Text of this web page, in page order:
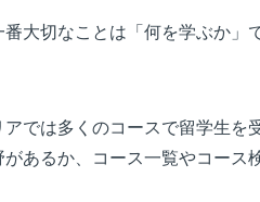
番大切なことは「何を学ぶか」
アでは多くのコースで留学生を
あるか、コース一覧やコース